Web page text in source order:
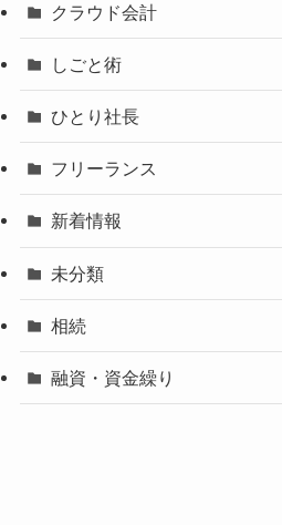
クラウド会計
しごと術
ひとり社長
フリーランス
新着情報
未分類
相続
融資・資金繰り